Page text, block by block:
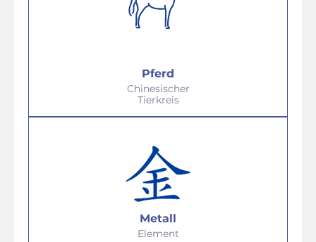
Pferd
Chinesischer
Tierkreis
Metall
Element